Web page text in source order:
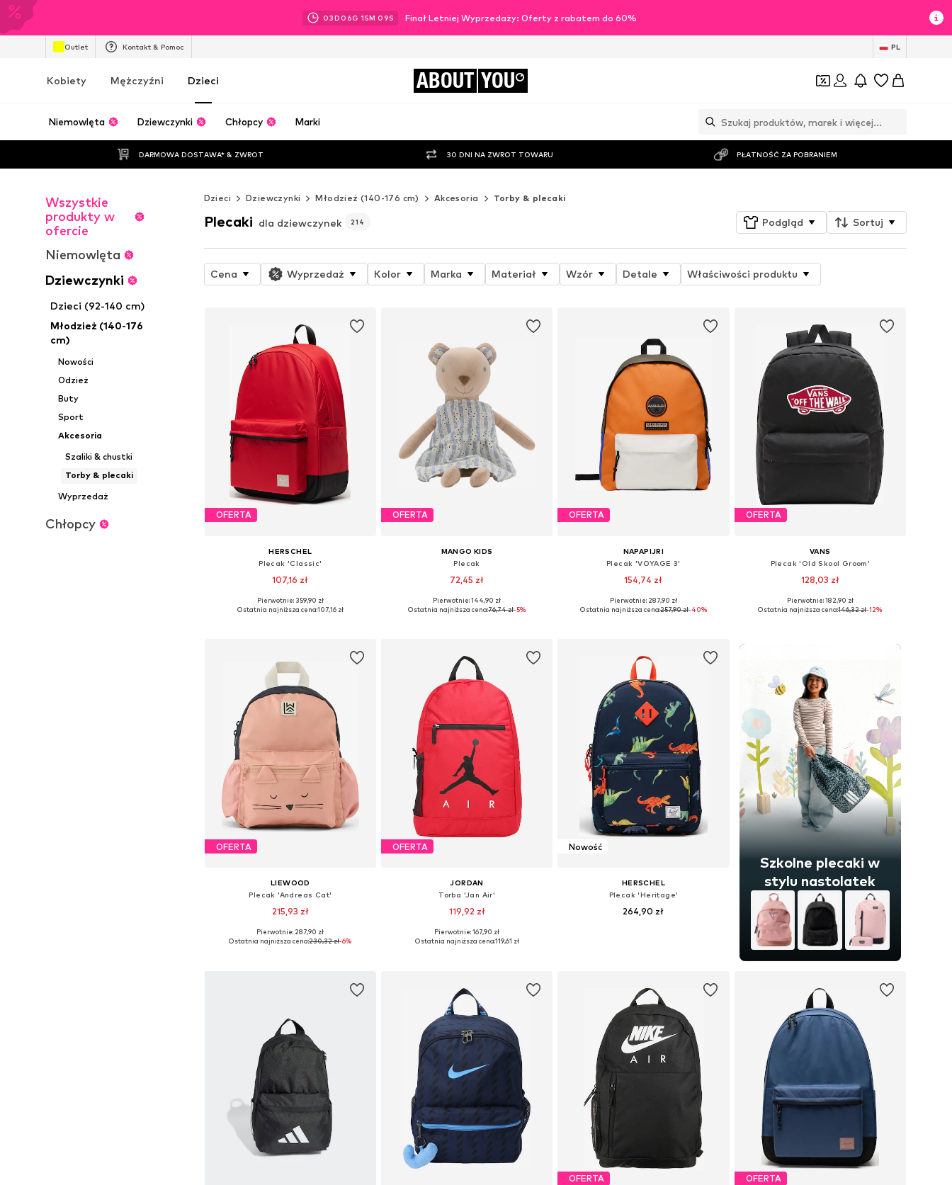
03D 06G 15M 07S Finał Letniej Wyprzedaży: Oferty z rabatem do 60%
Outlet Kontakt & Pomoc PL
Kobiety Mężczyźni Dzieci ABOUT YOU
Niemowlęta Dziewczynki Chłopcy Marki
DARMOWA DOSTAWA* & ZWROT 30 DNI NA ZWROT TOWARU PŁATNOŚĆ ZA POBRANIEM
Wszystkie
produkty w
ofercie
Niemowlęta
Dziewczynki
Dzieci (92-140 cm)
Młodzież (140-176
cm)
Nowości
Odzież
Buty
Sport
Akcesoria
Szaliki & chustki
Torby & plecaki
Wyprzedaż
Chłopcy
Dzieci Dziewczynki Młodzież (140-176 cm) Akcesoria Torby & plecaki
Plecaki dla dziewczynek 214 Podgląd Sortuj
Cena Wyprzedaż Kolor Marka Materiał Wzór Detale Właściwości produktu
OFERTA
HERSCHEL
Plecak 'Classic'
107,16 zł
Dostępne rozmiary: One Size
Pierwotnie: 359,90 zł
Ostatnia najniższa cena:107,16 zł
OFERTA
MANGO KIDS
Plecak
72,45 zł
Dostępne rozmiary: One Size
Pierwotnie: 144,90 zł
Ostatnia najniższa cena:76,74 zł-5%
OFERTA
NAPAPIJRI
Plecak 'VOYAGE 3'
154,74 zł
Dostępne rozmiary: One Size
Pierwotnie: 287,90 zł
Ostatnia najniższa cena:257,90 zł-40%
OFERTA
VANS
Plecak 'Old Skool Groom'
128,03 zł
Dostępne rozmiary: One Size
Pierwotnie: 182,90 zł
Ostatnia najniższa cena:146,32 zł-12%
OFERTA
LIEWOOD
Plecak 'Andreas Cat'
215,93 zł
Dostępne rozmiary: One Size
Pierwotnie: 287,90 zł
Ostatnia najniższa cena:230,32 zł-6%
OFERTA
JORDAN
Torba 'Jan Air'
119,92 zł
+1
Dostępne rozmiary: One Size
Pierwotnie: 167,90 zł
Ostatnia najniższa cena:119,61 zł
Nowość
HERSCHEL
Plecak 'Heritage'
264,90 zł
Szkolne plecaki w
stylu nastolatek
OFERTA OFERTA